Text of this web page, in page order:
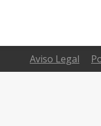
Aviso Legal